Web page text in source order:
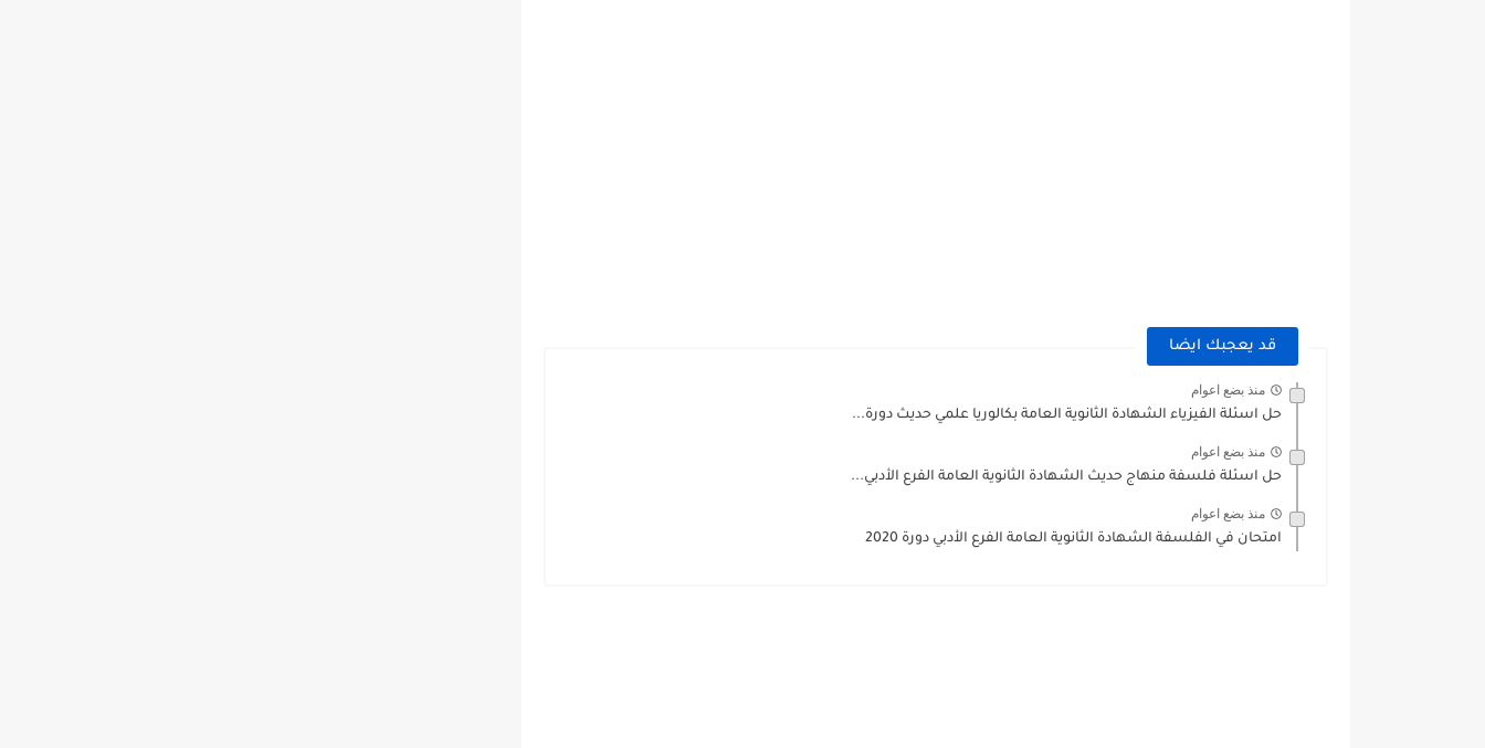
قد يعجبك ايضا
منذ بضع اعوام
حل اسئلة الفيزياء الشهادة الثانوية العامة بكالوريا علمي حديث دورة...
منذ بضع اعوام
حل اسئلة فلسفة منهاج حديث الشهادة الثانوية العامة الفرع الأدبي...
منذ بضع اعوام
امتحان في الفلسفة الشهادة الثانوية العامة الفرع الأدبي دورة 2020